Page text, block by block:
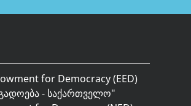
for Democracy (EED)
- საქართველო"